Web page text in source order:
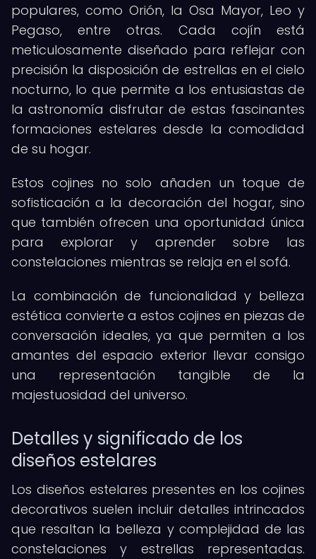
populares, como Orión, la Osa Mayor, Leo y
Pegaso, entre otras. Cada cojín está
meticulosamente diseñado para reflejar con
precisión la disposición de estrellas en el cielo
nocturno, lo que permite a los entusiastas de
la astronomía disfrutar de estas fascinantes
formaciones estelares desde la comodidad
de su hogar.
Estos cojines no solo añaden un toque de
sofisticación a la decoración del hogar, sino
que también ofrecen una oportunidad única
para explorar y aprender sobre las
constelaciones mientras se relaja en el sofá.
La combinación de funcionalidad y belleza
estética convierte a estos cojines en piezas de
conversación ideales, ya que permiten a los
amantes del espacio exterior llevar consigo
una representación tangible de la
majestuosidad del universo.
Detalles y significado de los
diseños estelares
Los diseños estelares presentes en los cojines
decorativos suelen incluir detalles intrincados
que resaltan la belleza y complejidad de las
constelaciones y estrellas representadas.